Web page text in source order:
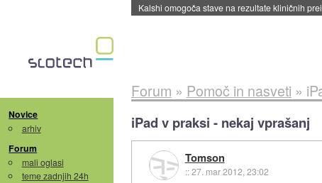
Sandisk že prodal več kot polovico SSD-jev
Novice
arhiv
Forum
mali oglasi
teme zadnjih 24h
Forum » Pomoč in nasveti »
iPad v praksi - nekaj vprašanj
Tomson
::27. mar 2012, 23:02